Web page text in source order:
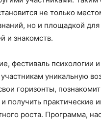
не только
но и площадкой для
и знакомств.
фестиваль психологии
уникальную
горизонты,
получить практические
роста. Программа,